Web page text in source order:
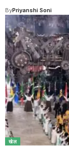
ByPriyanshi Soni
खेल